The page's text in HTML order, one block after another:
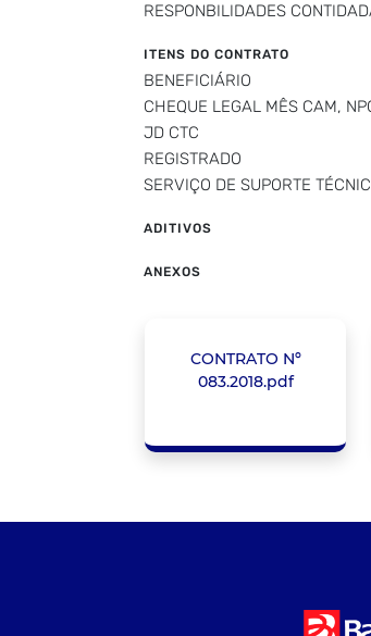
RESPONBILIDADES
ITENS DO CONTRATO
BENEFICIÁRIO
CHEQUE LEGAL MÊS CAM,
JD CTC
REGISTRADO
SERVIÇO DE SUPORTE
ADITIVOS
ANEXOS
CONTRATO Nº
083.2018.pdf